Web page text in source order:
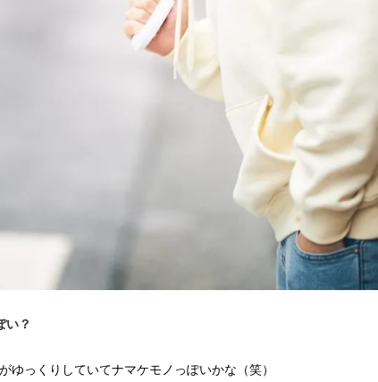
い？
っくりしていてナマケモノっぽいかな（笑）